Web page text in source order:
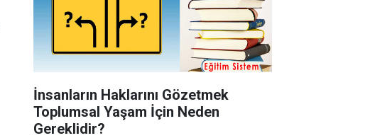
İnsanların Haklarını Gözetmek
Toplumsal Yaşam İçin Neden
Gereklidir?